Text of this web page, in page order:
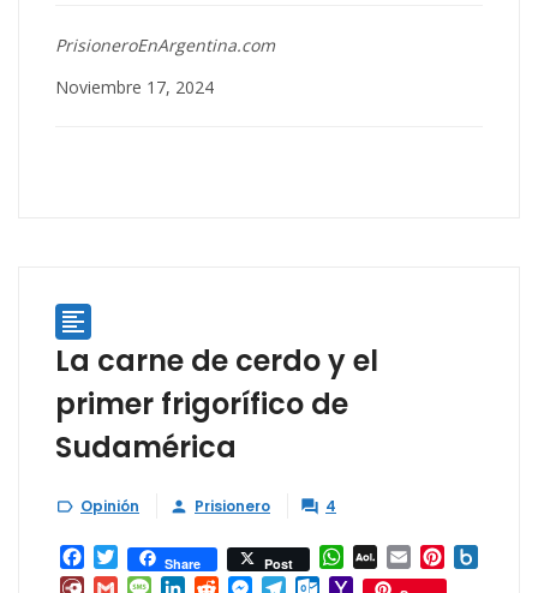
PrisioneroEnArgentina.com
Noviembre 17, 2024

La carne de cerdo y el
primer frigorífico de
Sudamérica
 Opinión  Prisionero  4
Facebook
TwitterShare Post WhatsApp
AOL
Mail
Email Pinterest